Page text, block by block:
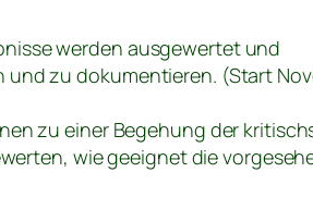
werden ausgewertet und
zu dokumentieren. (Start
zu einer Begehung der
wie geeignet die